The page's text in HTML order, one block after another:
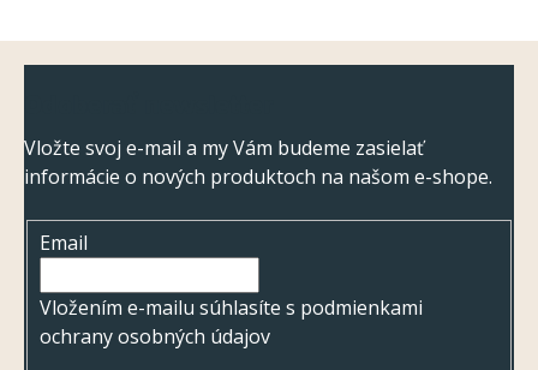
Vložte svoj e-mail a my Vám budeme zasielať
informácie o nových produktoch na našom e-shope.
Email
Vložením e-mailu súhlasíte s podmienkami
ochrany osobných údajov